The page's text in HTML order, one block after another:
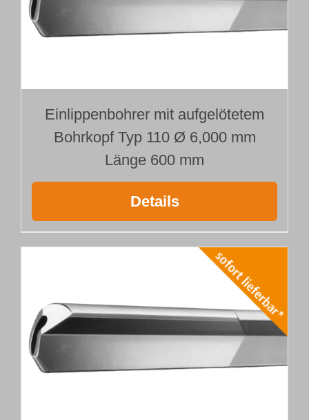
Einlippenbohrer mit aufgelötetem
Bohrkopf Typ 110 Ø 6,000 mm
Länge 600 mm
Details